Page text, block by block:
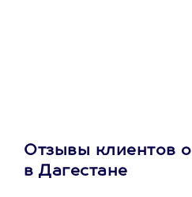
Отзывы клиентов
в Дагестане